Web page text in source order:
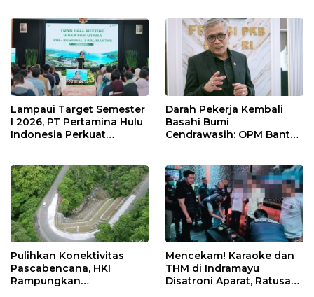
Rutin dan Edukasi
Perawatan Gigi
Lampaui Target Semester
I 2026, PT Pertamina Hulu
Indonesia Perkuat
Keselamatan Kerja
Darah Pekerja Kembali
Basahi Bumi
Cendrawasih: OPM Bantai
Pulihkan Konektivitas
Pascabencana, HKI
Rampungkan
Mencekam! Karaoke dan
THM di Indramayu
Disatroni Aparat, Ratusan